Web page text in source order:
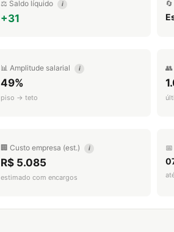
⚖️ Saldo líquido i
+31
📊 Amplitude salarial i
49%
piso → teto
🏢 Custo empresa (est.) i
R$ 5.085
estimado com encargos